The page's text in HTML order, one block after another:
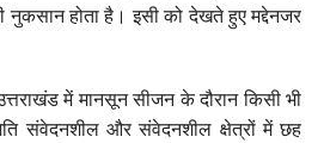
होता है। इसी को देखते हुए मद्देनजर
में मानसून सीजन के दौरान किसी भी
संवेदनशील और संवेदनशील क्षेत्रों में छह